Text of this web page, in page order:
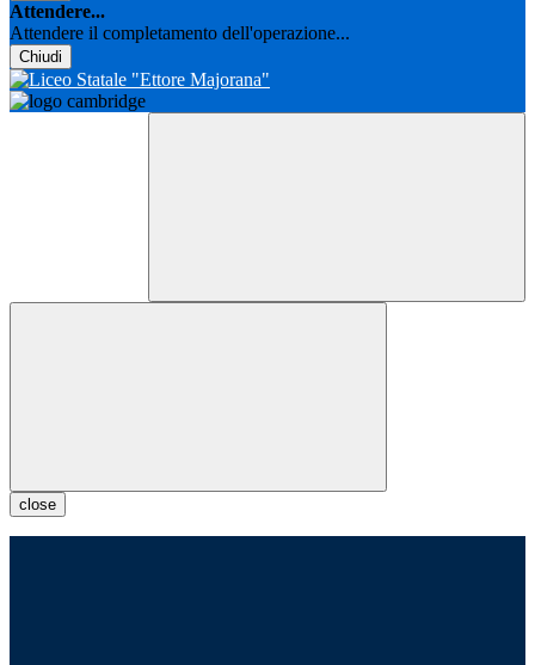
Attendere...
Attendere il completamento dell'operazione...
Chiudi
close